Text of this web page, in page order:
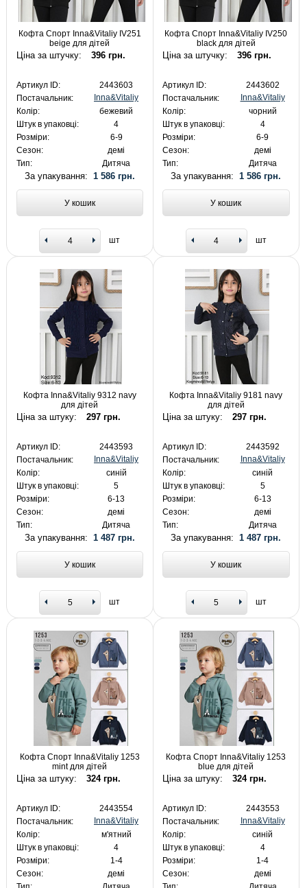
Кофта Спорт Inna&Vitaliy IV251
beige для дітей
Ціна за штучку: 396 грн.
Артикул ID:
2443603
Постачальник:
Inna&Vitaliy
Колір:
бежевий
Штук в упаковці:
4
Розміри:
6-9
Сезон:
демі
Тип:
Дитяча
За упакування: 1 586 грн.
У кошик
шт
Кофта Спорт Inna&Vitaliy IV250
black для дітей
Ціна за штучку: 396 грн.
Артикул ID:
2443602
Постачальник:
Inna&Vitaliy
Колір:
чорний
Штук в упаковці:
4
Розміри:
6-9
Сезон:
демі
Тип:
Дитяча
За упакування:1 586 грн.
У кошик
шт
Кофта Inna&Vitaliy 9312 navy
для дітей
Ціна за штуку: 297 грн.
Артикул ID:
2443593
Постачальник:
Inna&Vitaliy
Колір:
синій
Штук в упаковці:
5
Розміри:
6-13
Сезон:
демі
Тип:
Дитяча
За упакування: 1 487 грн.
У кошик
шт
Кофта Inna&Vitaliy 9181 navy
для дітей
Ціна за штуку: 297 грн.
Артикул ID:
2443592
Постачальник:
Inna&Vitaliy
Колір:
синій
Штук в упаковці:
5
Розміри:
6-13
Сезон:
демі
Тип:
Дитяча
За упакування:1 487 грн.
У кошик
шт
Кофта Спорт Inna&Vitaliy 1253
mint для дітей
Ціна за штуку: 324 грн.
Артикул ID:
2443554
Постачальник:
Inna&Vitaliy
Колір:
м'ятний
Штук в упаковці:
4
Розміри:
1-4
Сезон:
демі
Кофта Спорт Inna&Vitaliy 1253
blue для дітей
Ціна за штуку: 324 грн.
Артикул ID:
2443553
Постачальник:
Inna&Vitaliy
Колір:
синій
Штук в упаковці:
4
Розміри:
1-4
Сезон:
демі